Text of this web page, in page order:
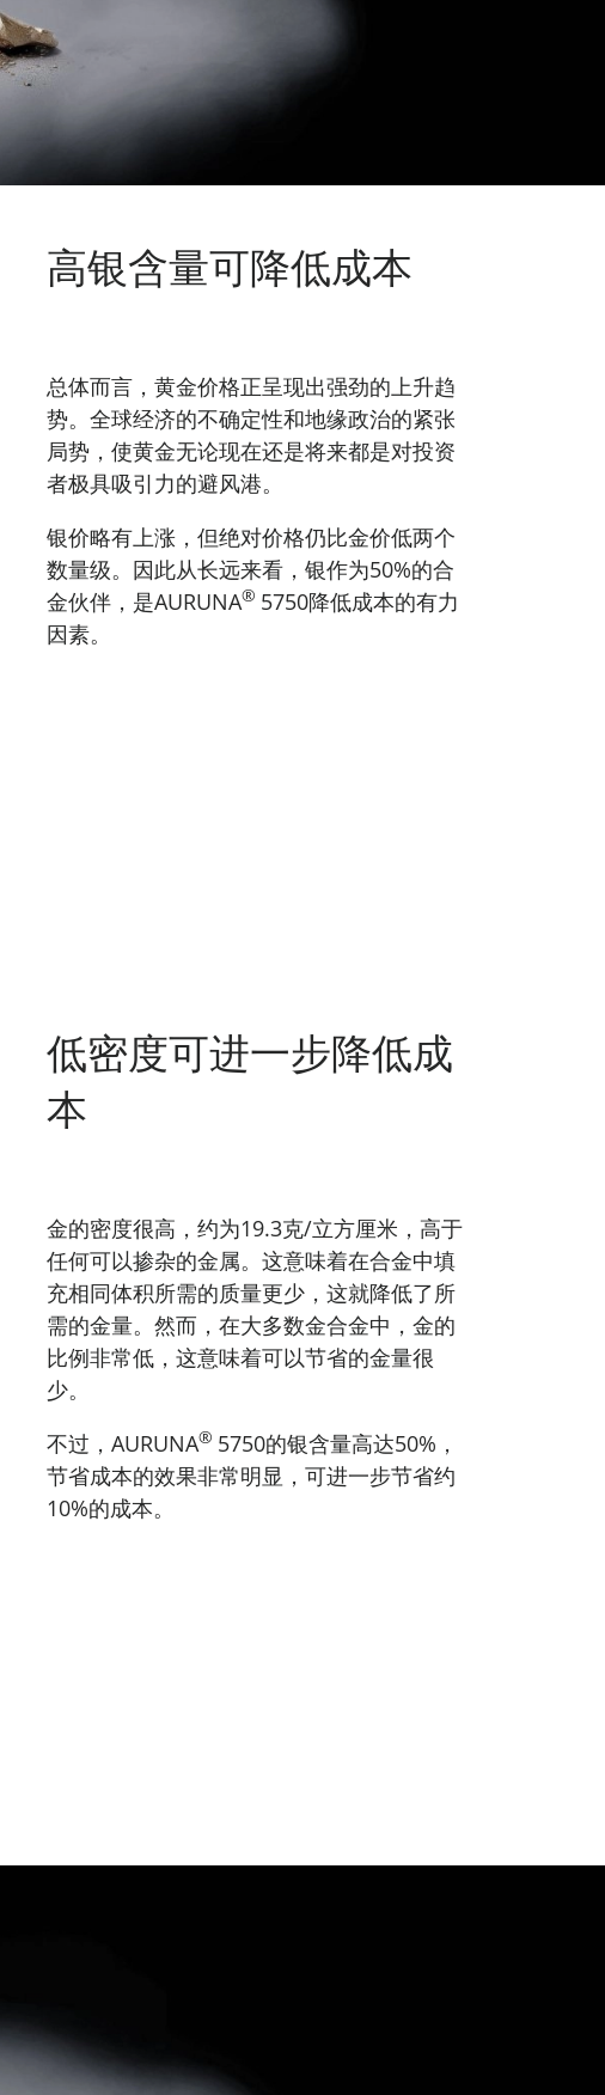
高银含量可降低成本
总体而言，黄金价格正呈现出强劲的上升趋
势。全球经济的不确定性和地缘政治的紧张
局势，使黄金无论现在还是将来都是对投资
者极具吸引力的避风港。
银价略有上涨，但绝对价格仍比金价低两个
数量级。因此从长远来看，银作为50%的合
金伙伴，是AURUNA® 5750降低成本的有力
因素。
低密度可进一步降低成
本
金的密度很高，约为19.3克/立方厘米，高于
任何可以掺杂的金属。这意味着在合金中填
充相同体积所需的质量更少，这就降低了所
需的金量。然而，在大多数金合金中，金的
比例非常低，这意味着可以节省的金量很
少。
不过，AURUNA® 5750的银含量高达50%，
节省成本的效果非常明显，可进一步节省约
10%的成本。